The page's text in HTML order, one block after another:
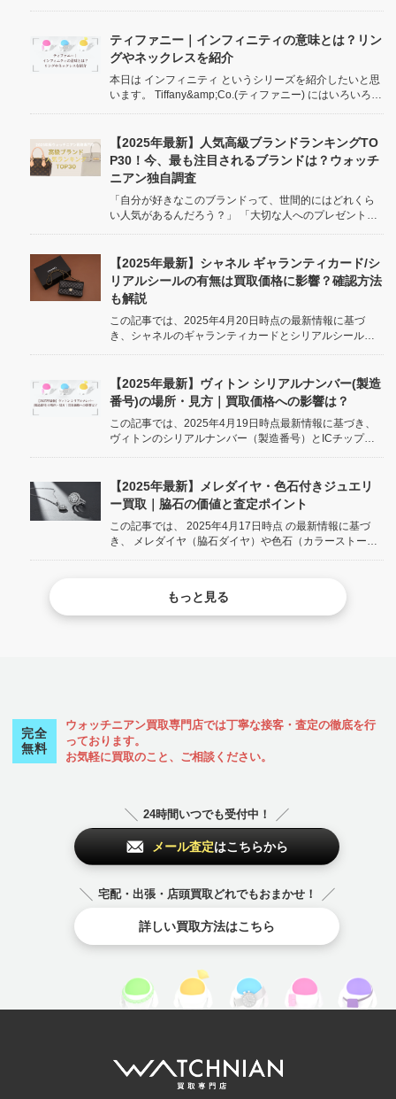
ティファニー｜インフィニティの意味とは？リン
グやネックレスを紹介
本日は インフィニティ というシリーズを紹介したいと思
います。 Tiffany&amp;Co.(ティファニー) にはいろいろな
絆、エネルギーと生命力の象徴 とされているインフィ...
【2025年最新】人気高級ブランドランキングTO
P30！今、最も注目されるブランドは？ウォッチ
ニアン独自調査
「自分が好きなこのブランドって、世間的にはどれくら
い人気があるんだろう？」 「大切な人へのプレゼント、
ドが世の中でどう評価されているのか、気になりますよ
ね。 /* Basic st...
【2025年最新】シャネル ギャランティカード/シ
リアルシールの有無は買取価格に影響？確認方法
も解説
この記事では、2025年4月20日時点の最新情報に基づ
き、シャネルのギャランティカードとシリアルシールの
ht: 1...
【2025年最新】ヴィトン シリアルナンバー(製造
番号)の場所・見方｜買取価格への影響は？
この記事では、2025年4月19日時点最新情報に基づき、
ヴィトンのシリアルナンバー（製造番号）とICチップに
店が分かりやすく解説します。 body { font-family...
【2025年最新】メレダイヤ・色石付きジュエリ
ー買取｜脇石の価値と査定ポイント
この記事では、 2025年4月17日時点 の最新情報に基づ
き、 メレダイヤ（脇石ダイヤ）や色石（カラーストー
もっと見る
完全
無料
ウォッチニアン買取専門店では丁寧な接客・査定の徹底を行
っております。
お気軽に買取のこと、ご相談ください。
24時間いつでも受付中！
メール査定はこちらから
宅配・出張・店頭買取どれでもおまかせ！
詳しい買取方法はこちら